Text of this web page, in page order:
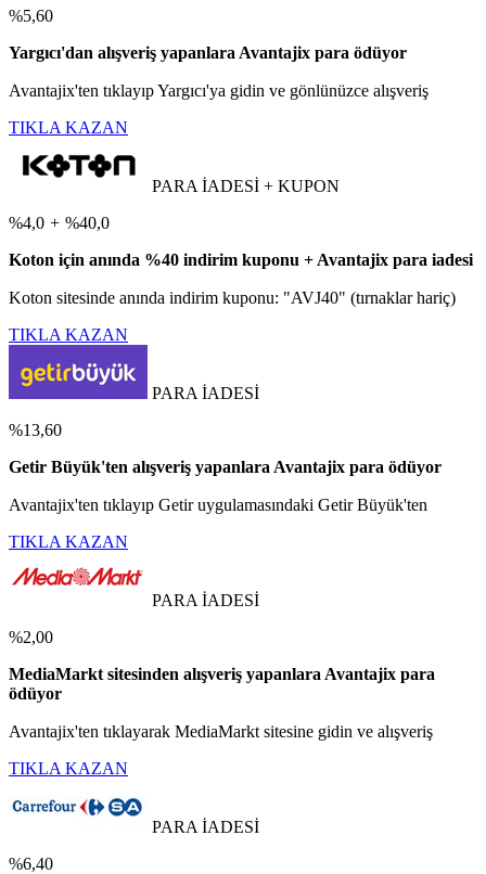
%5,60
Yargıcı'dan alışveriş yapanlara Avantajix para ödüyor
Avantajix'ten tıklayıp Yargıcı'ya gidin ve gönlünüzce alışveriş
TIKLA KAZAN
PARA İADESİ + KUPON
%4,0 + %40,0
Koton için anında %40 indirim kuponu + Avantajix para iadesi
Koton sitesinde anında indirim kuponu: "AVJ40" (tırnaklar hariç)
TIKLA KAZAN
PARA İADESİ
%13,60
Getir Büyük'ten alışveriş yapanlara Avantajix para ödüyor
Avantajix'ten tıklayıp Getir uygulamasındaki Getir Büyük'ten
TIKLA KAZAN
PARA İADESİ
%2,00
MediaMarkt sitesinden alışveriş yapanlara Avantajix para
ödüyor
Avantajix'ten tıklayarak MediaMarkt sitesine gidin ve alışveriş
TIKLA KAZAN
PARA İADESİ
%6,40